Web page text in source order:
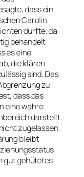
dass ein
Carolin
durfte, da
behandelt
es eine
die klären
sind. Das
zu
dass das
eine wahre
darstellt.
zugelassen.
bleibt
gut gehütetes